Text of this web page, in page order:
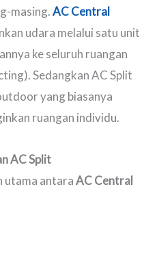
masing.AC Central
udara melalui satu unit
ke seluruh ruangan
Sedangkan AC Split
yang biasanya
ruangan individu.
AC Split
utama antaraAC Central